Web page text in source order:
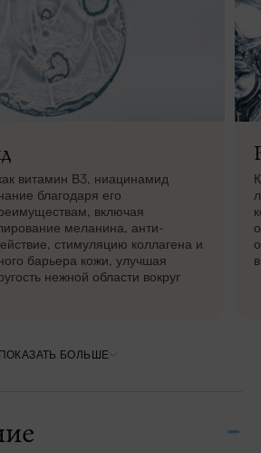
витамин В3, ниацинамид
благодаря его
включая
меланина, анти-
стимуляцию коллагена и
барьера кожи, улучшая
нежной области вокруг
ПОКАЗАТЬ БОЛЬШЕ